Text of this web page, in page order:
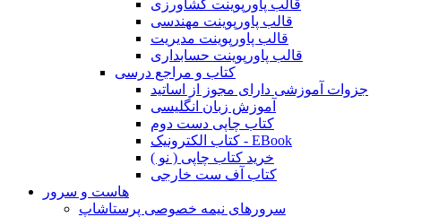
قالب پاورپوینت کشاورزی
قالب پاورپوینت مهندسی
قالب پاورپوینت مدیریت
قالب پاورپوینت حسابداری
کتاب و مراجع درسی
جزوات آموزشی دارای مجوز از اساتید
آموزش زبان انگلیسی
کتاب چاپی دست دوم
کتاب الکترونیک - EBook
خرید کتاب چاپی ( نو )
کتاب آف ست خارجی
هاست و سرور
سرورهای نیمه خصوصی پرستاشاپ